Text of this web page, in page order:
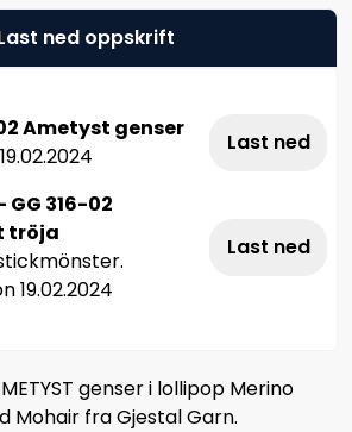
ned oppskrift
Ametyst genser
Last ned
GG 316-02
tröja
19.02.2024
Last ned
genser i lollipop Merino
Mohair fra Gjestal Garn.